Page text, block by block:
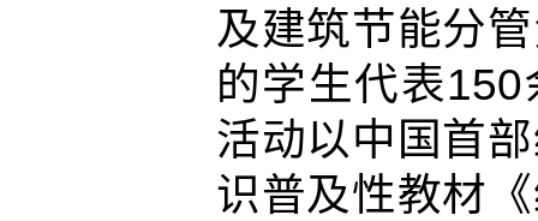
及建筑节能分
的学生代表
活动以中国首
识普及性教材